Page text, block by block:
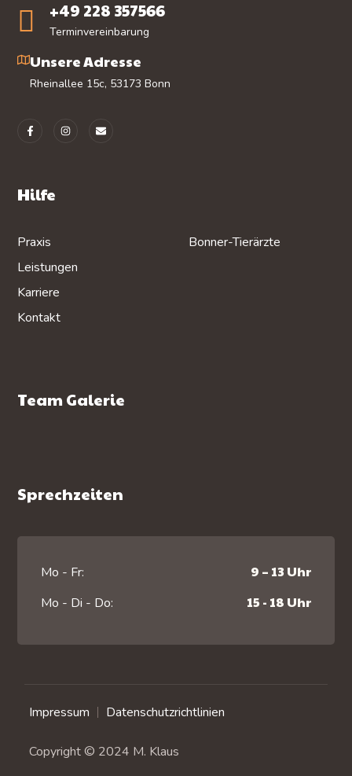
+49 228 357566
Terminvereinbarung
Unsere Adresse
Rheinallee 15c, 53173 Bonn
Hilfe
Praxis
Leistungen
Karriere
Kontakt
Bonner-Tierärzte
Team Galerie
Sprechzeiten
Mo - Fr: 9 – 13 Uhr
Mo - Di - Do: 15 - 18 Uhr
Impressum Datenschutzrichtlinien
Copyright © 2024 M. Klaus